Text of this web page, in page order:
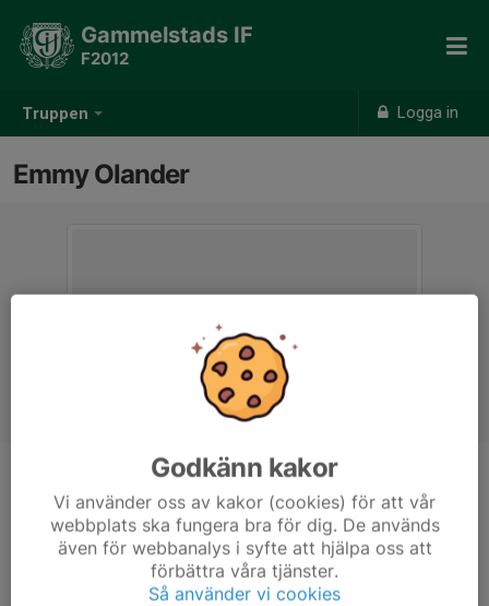
Truppen Logga in
Gammelstads IF
F2012
Emmy Olander
Ålder
14 år
Godkänn kakor
Vi använder oss av kakor (cookies) för att vår
webbplats ska fungera bra för dig. De används
även för webbanalys i syfte att hjälpa oss att
förbättra våra tjänster.
Så använder vi cookies